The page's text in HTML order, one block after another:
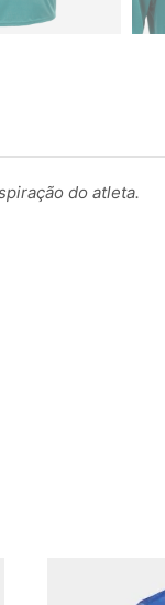
do atleta.